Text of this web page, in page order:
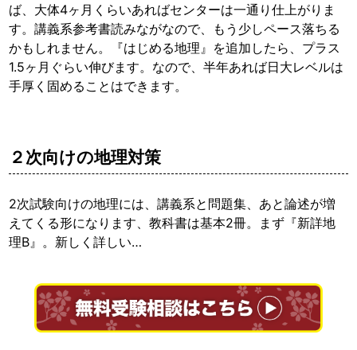
ば、大体4ヶ月くらいあればセンターは一通り仕上がりま
す。講義系参考書読みながなので、もう少しペース落ちる
かもしれません。『はじめる地理』を追加したら、プラス
1.5ヶ月ぐらい伸びます。なので、半年あれば日大レベルは
手厚く固めることはできます。
２次向けの地理対策
2次試験向けの地理には、講義系と問題集、あと論述が増
えてくる形になります、教科書は基本2冊。まず『新詳地
理B』。新しく詳しい…